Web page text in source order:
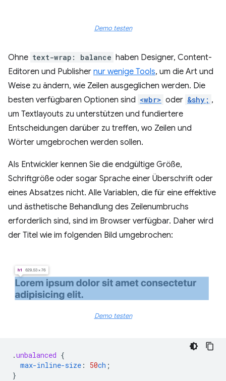
Demo testen
Ohne text-wrap: balance haben Designer, Content-
Editoren und Publisher nur wenige Tools, um die Art und
Weise zu ändern, wie Zeilen ausgeglichen werden. Die
besten verfügbaren Optionen sind <wbr> oder &shy; ,
um Textlayouts zu unterstützen und fundiertere
Entscheidungen darüber zu treffen, wo Zeilen und
Wörter umgebrochen werden sollen.
Als Entwickler kennen Sie die endgültige Größe,
Schriftgröße oder sogar Sprache einer Überschrift oder
eines Absatzes nicht. Alle Variablen, die für eine effektive
und ästhetische Behandlung des Zeilenumbruchs
erforderlich sind, sind im Browser verfügbar. Daher wird
der Titel wie im folgenden Bild umgebrochen:
Demo testen
.unbalanced {
max-inline-size : 50ch ;
}